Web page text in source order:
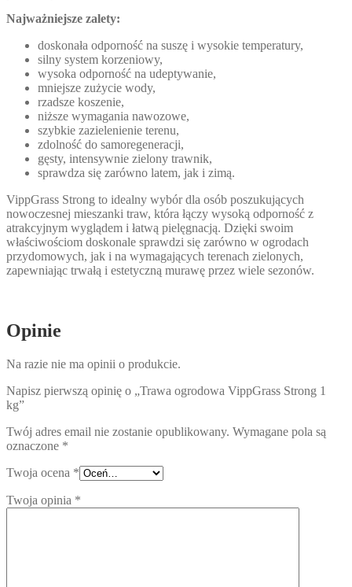
Najważniejsze zalety:
doskonała odporność na suszę i wysokie temperatury,
silny system korzeniowy,
wysoka odporność na udeptywanie,
mniejsze zużycie wody,
rzadsze koszenie,
niższe wymagania nawozowe,
szybkie zazielenienie terenu,
zdolność do samoregeneracji,
gęsty, intensywnie zielony trawnik,
sprawdza się zarówno latem, jak i zimą.
VippGrass Strong to idealny wybór dla osób poszukujących
nowoczesnej mieszanki traw, która łączy wysoką odporność z
atrakcyjnym wyglądem i łatwą pielęgnacją. Dzięki swoim
właściwościom doskonale sprawdzi się zarówno w ogrodach
przydomowych, jak i na wymagających terenach zielonych,
zapewniając trwałą i estetyczną murawę przez wiele sezonów.
Opinie
Na razie nie ma opinii o produkcie.
Napisz pierwszą opinię o „Trawa ogrodowa VippGrass Strong 1
kg”
Twój adres email nie zostanie opublikowany. Wymagane pola są
oznaczone *
Twoja ocena *
Twoja opinia *